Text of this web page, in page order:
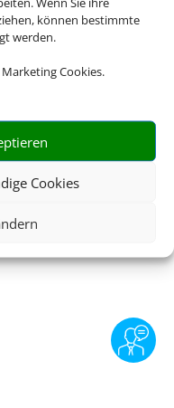
können bestimmte
werden.
Cookies.
Cookies